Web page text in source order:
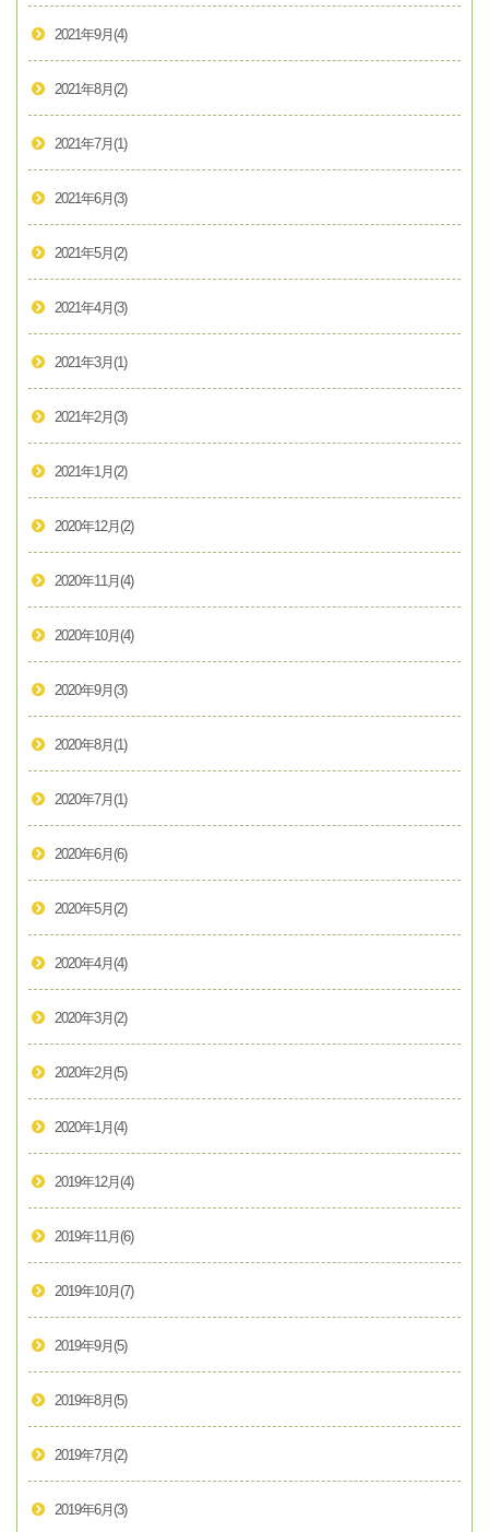
2021年9月 (4)
2021年8月 (2)
2021年7月 (1)
2021年6月 (3)
2021年5月 (2)
2021年4月 (3)
2021年3月 (1)
2021年2月 (3)
2021年1月 (2)
2020年12月 (2)
2020年11月 (4)
2020年10月 (4)
2020年9月 (3)
2020年8月 (1)
2020年7月 (1)
2020年6月 (6)
2020年5月 (2)
2020年4月 (4)
2020年3月 (2)
2020年2月 (5)
2020年1月 (4)
2019年12月 (4)
2019年11月 (6)
2019年10月 (7)
2019年9月 (5)
2019年8月 (5)
2019年7月 (2)
2019年6月 (3)